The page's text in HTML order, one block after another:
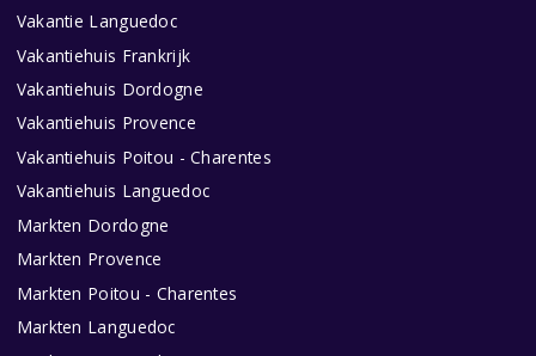
Vakantie Languedoc
Vakantiehuis Frankrijk
Vakantiehuis Dordogne
Vakantiehuis Provence
Vakantiehuis Poitou - Charentes
Vakantiehuis Languedoc
Markten Dordogne
Markten Provence
Markten Poitou - Charentes
Markten Languedoc